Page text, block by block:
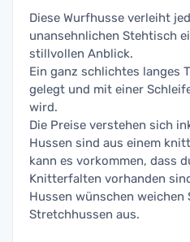
Diese Wurfhusse verleiht
unansehnlichen Stehtisch
stillvollen Anblick.
Ein ganz schlichtes langes
gelegt und mit einer
wird.
Die Preise verstehen sich
Hussen sind aus einem
kann es vorkommen, dass
Knitterfalten vorhanden
Hussen wünschen weichen
Stretchhussen aus.